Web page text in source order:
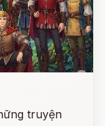
truyện